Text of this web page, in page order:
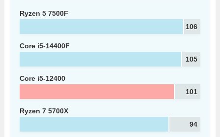
Ryzen 5 7500F
106
Core i5-14400F
105
Core i5-12400
101
Ryzen 7 5700X
94